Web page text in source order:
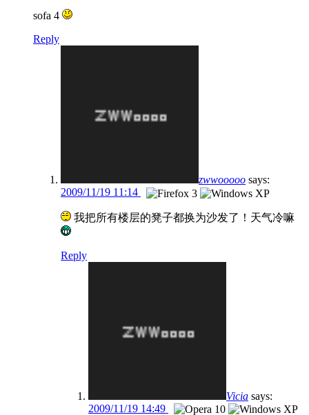
sofa 4
Reply
zwwooooo says:
2009/11/19 11:14
我把所有楼层的凳子都换为沙发了！天气冷嘛
Reply
Vicia says:
2009/11/19 14:49